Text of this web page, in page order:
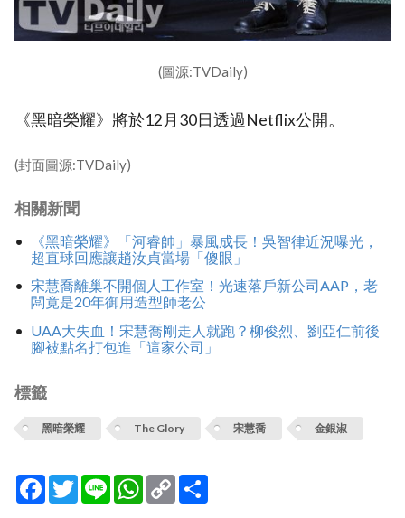
(圖源:TVDaily)
《黑暗榮耀》將於12月30日透過Netflix公開。
(封面圖源:TVDaily)
相關新聞
《黑暗榮耀》「河睿帥」暴風成長！吳智律近況曝光，
超直球回應讓趙汝貞當場「傻眼」
宋慧喬離巢不開個人工作室！光速落戶新公司AAP，老
闆竟是20年御用造型師老公
UAA大失血！宋慧喬剛走人就跑？柳俊烈、劉亞仁前後
腳被點名打包進「這家公司」
標籤
黑暗榮耀 The Glory 宋慧喬 金銀淑
Facebook
TwitterLine WhatsApp
Copy
Link